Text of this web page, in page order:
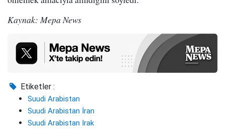
Kaynak: Mepa News
Etiketler :
Suudi Arabistan
Suudi Arabistan İran
Suudi Arabistan Irak